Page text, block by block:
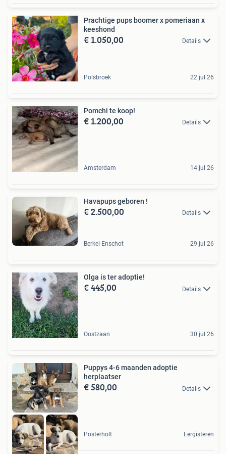
Prachtige pups boomer x pomeriaan x
keeshond
€ 1.050,00 Details
Polsbroek 22 jul 26
Pomchi te koop!
€ 1.200,00 Details
Amsterdam 14 jul 26
Havapups geboren !
€ 2.500,00 Details
Berkel-Enschot 29 jul 26
Olga is ter adoptie!
€ 445,00 Details
Oostzaan 30 jul 26
Puppys 4-6 maanden adoptie
herplaatser
€ 580,00 Details
Posterholt Eergisteren